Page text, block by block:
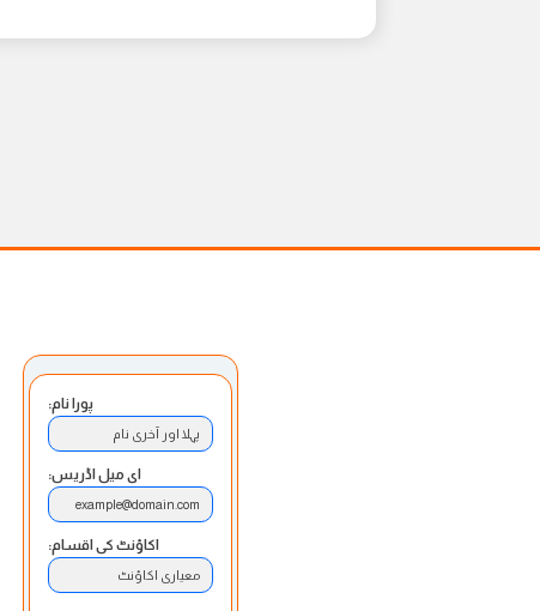
پورا نام:
پہلا اور آخری نام
ای میل اڈریس:
example@domain.com
اکاؤنٹ کی اقسام:
معیاری اکاؤنٹ